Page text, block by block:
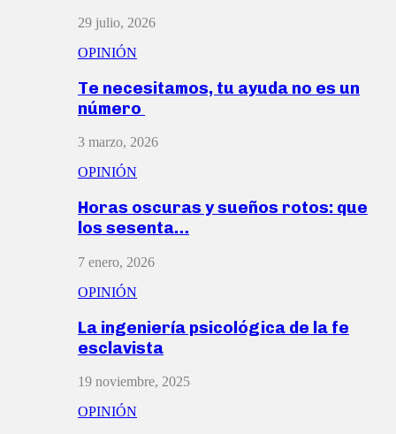
29 julio, 2026
OPINIÓN
Te necesitamos, tu ayuda no es un
número
3 marzo, 2026
OPINIÓN
Horas oscuras y sueños rotos: que
los sesenta…
7 enero, 2026
OPINIÓN
La ingeniería psicológica de la fe
esclavista
19 noviembre, 2025
OPINIÓN